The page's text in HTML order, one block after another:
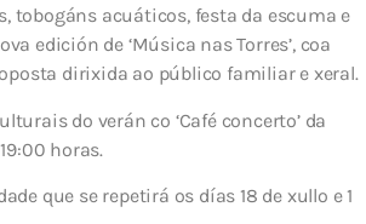
tobogáns acuáticos, festa da escuma e
edición de ‘Música nas Torres’, coa
dirixida ao público familiar e xeral.
do verán co ‘Café concerto’ da
horas.
que se repetirá os días 18 de xullo e 1